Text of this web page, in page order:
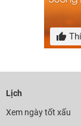
Lịch
Xem ngày tốt xấu